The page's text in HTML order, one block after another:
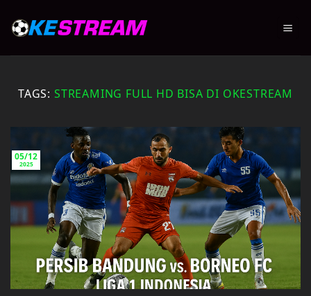
TAGS: STREAMING FULL HD BISA DI OKESTREAM
05/12
2025